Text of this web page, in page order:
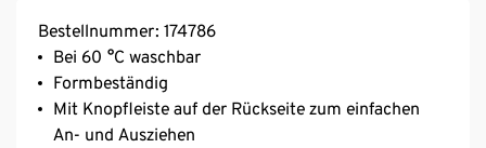
Bestellnummer: 174786
Bei 60 °C waschbar
Formbeständig
Mit Knopfleiste auf der Rückseite zum einfachen
An- und Ausziehen